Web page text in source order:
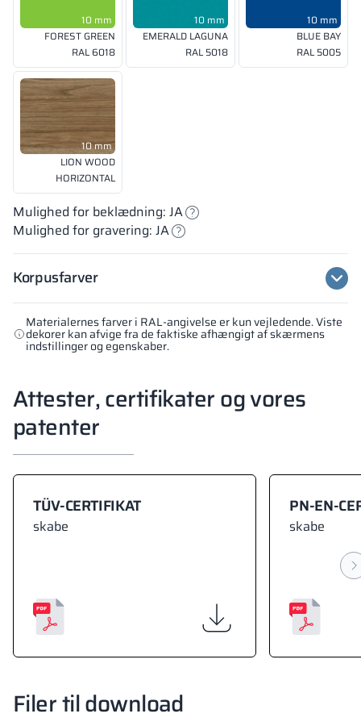
Materialernes farver i RAL-angivelse er kun vejledende. Viste
dekorer kan afvige fra de faktiske afhængigt af skærmens
indstillinger og egenskaber.
10 mm
FOREST GREEN
RAL 6018
10 mm
EMERALD LAGUNA
RAL 5018
10 mm
BLUE BAY
RAL 5005
10 mm
LION WOOD
HORIZONTAL
Mulighed for beklædning: JA
Mulighed for gravering: JA
Korpusfarver
Attester, certifikater og vores
patenter
TÜV-CERTIFIKAT
skabe
PN-EN-
skabe
Filer til download